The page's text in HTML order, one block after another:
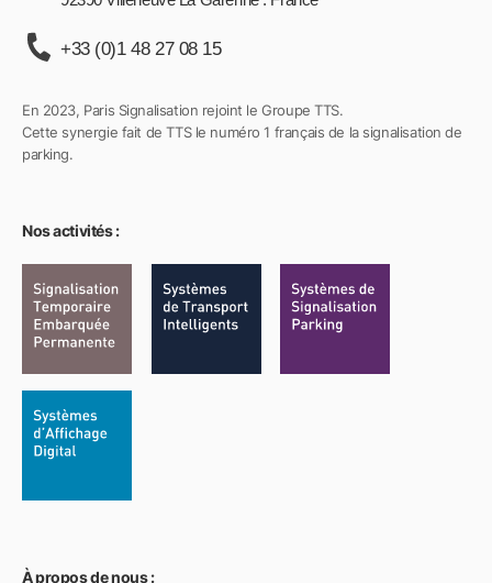
+33 (0)1 48 27 08 15
En 2023, Paris Signalisation rejoint le Groupe TTS.
Cette synergie fait de TTS le numéro 1 français de la signalisation de
parking.
Nos activités :
À propos de nous :